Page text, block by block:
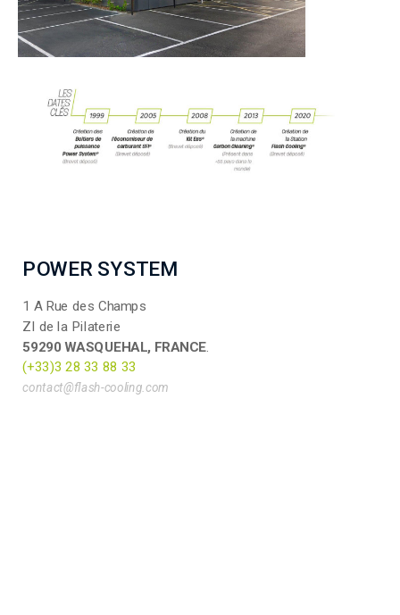
POWER SYSTEM
1 A Rue des Champs
ZI de la Pilaterie
59290 WASQUEHAL, FRANCE.
(+33)3 28 33 88 33
contact@flash-cooling.com